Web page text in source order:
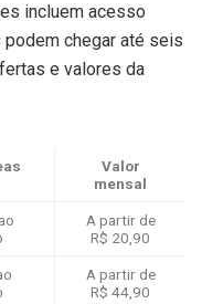
incluem acesso
podem chegar até seis
e valores da
Valor
mensal
A partir de
R$ 20,90
A partir de
R$ 44,90